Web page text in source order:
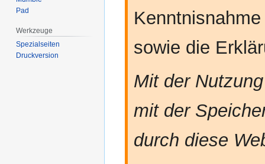
sowie die
Mit der
mit der
durch diese
Pad
Werkzeuge
Spezialseiten
Druckversion